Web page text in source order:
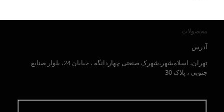
محصولات
آدرس
تهران، اسلامشهر،شهرک صنعتی چهاردانگه ، خیابان 24، بلوار صنایع
جنوبی ، پلاک 30